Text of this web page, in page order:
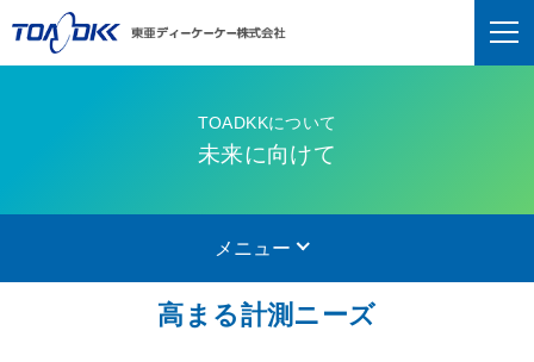
TOADKKについて
未来に向けて
メニュー
高まる計測ニーズ